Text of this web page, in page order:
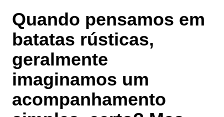
Quando pensamos em
batatas rústicas,
geralmente
imaginamos um
acompanhamento